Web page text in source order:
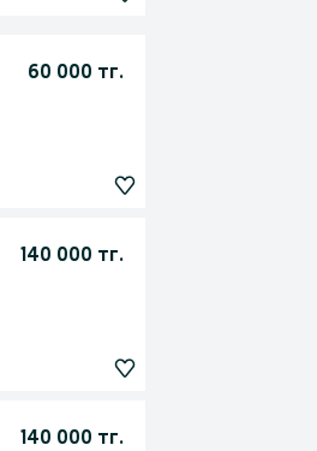
60 000 тг.
140 000 тг.
140 000 тг.